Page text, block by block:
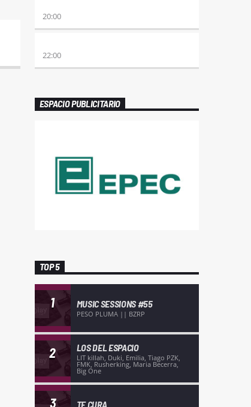
20:00
22:00
ESPACIO PUBLICITARIO
TOP 5
1 MUSIC SESSIONS #55
PESO PLUMA || BZRP
2 LOS DEL ESPACIO
LIT killah, Duki, Emilia, Tiago PZK,
FMK, Rusherking, Maria Becerra,
Big One
3 TE CURA